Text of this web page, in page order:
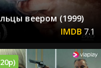
веером (1999)
7.1